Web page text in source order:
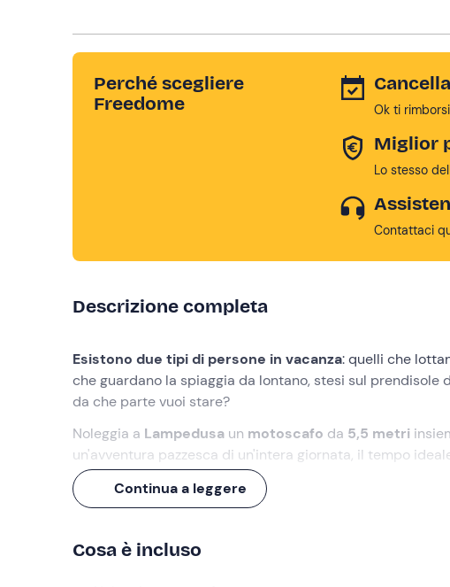
Perché scegliere
Freedome
Ok ti
Miglior
Lo stesso
Contattaci
Descrizione completa
Esistono due tipi di persone in vacanza: quelli che
che guardano la spiaggia da lontano, stesi sul
da che parte vuoi stare?
Noleggia a Lampedusa un motoscafo da 5,5 metri
un'avventura pazzesca di un'intera giornata, il tempo
dei Coniglio per galleggiare nel turchese incredibile di
Potrete ritirare l'imbarcazione a partire dalle
Continua a leggere
Cosa è incluso